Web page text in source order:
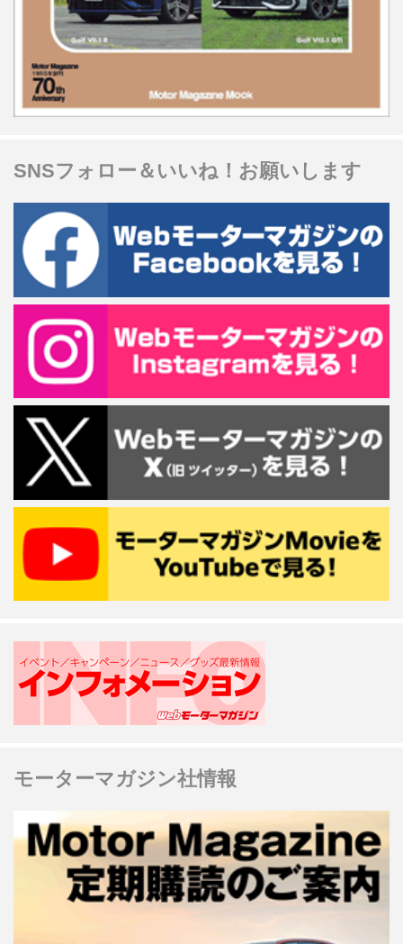
SNSフォロー＆いいね！お願いします
モーターマガジン社情報